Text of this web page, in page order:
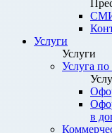
Услуги
Услуги
Услуга
в